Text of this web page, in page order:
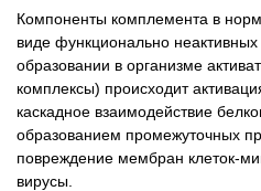
Компоненты комплемента в
виде функционально
образовании в организме
комплексы) происходит
каскадное взаимодействие
образованием промежуточных
повреждение мембран клеток-
вирусы.